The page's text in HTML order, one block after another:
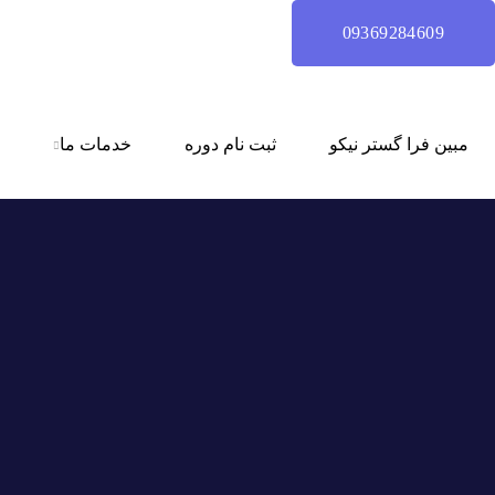
09369284609
مبین فرا گستر نیکو ثبت نام دوره خدمات ما